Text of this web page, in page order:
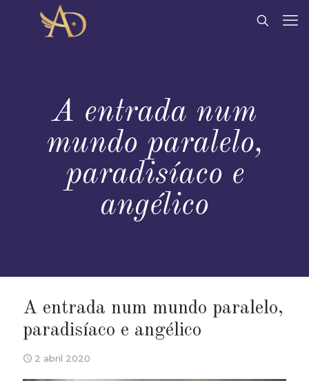
A entrada num
mundo paralelo,
paradisíaco e
angélico
A entrada num mundo paralelo,
paradisíaco e angélico
2 abril 2020